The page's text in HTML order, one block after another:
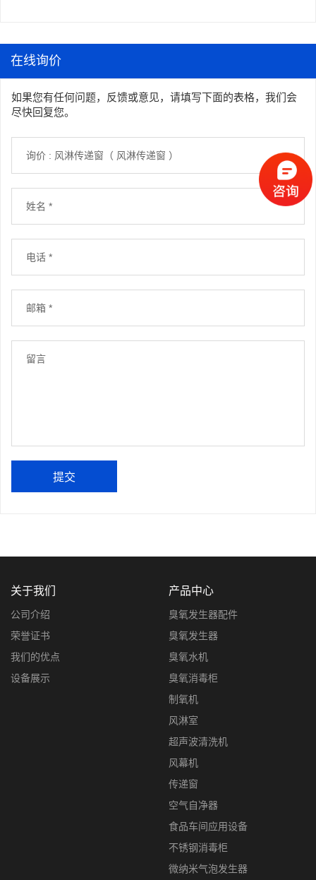
在线询价
如果您有任何问题，反馈或意见，请填写下面的表格，我们会
尽快回复您。
提交
关于我们
公司介绍
荣誉证书
我们的优点
设备展示
产品中心
臭氧发生器配件
臭氧发生器
臭氧水机
臭氧消毒柜
制氧机
风淋室
超声波清洗机
风幕机
传递窗
空气自净器
食品车间应用设备
不锈钢消毒柜
微纳米气泡发生器